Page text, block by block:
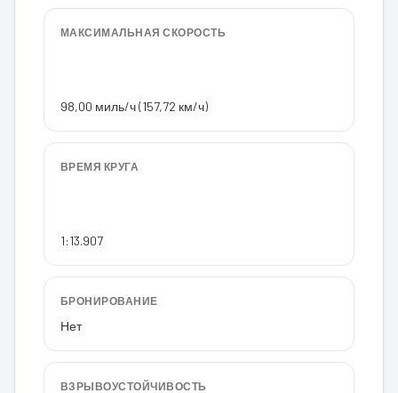
МАКСИМАЛЬНАЯ СКОРОСТЬ
98,00 миль/ч (157,72 км/ч)
ВРЕМЯ КРУГА
1:13.907
БРОНИРОВАНИЕ
Нет
ВЗРЫВОУСТОЙЧИВОСТЬ